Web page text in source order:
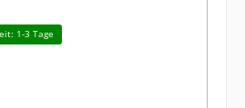
1-3 Tage